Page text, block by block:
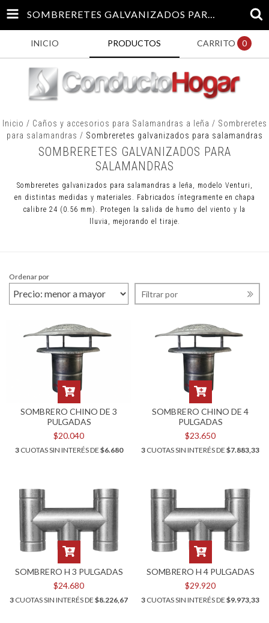
SOMBRERETES GALVANIZADOS PARA SALAMANDRAS
INICIO PRODUCTOS CARRITO 0
Inicio / Caños y accesorios para Salamandras a leña / Sombreretes
para salamandras / Sombreretes galvanizados para salamandras
SOMBRERETES GALVANIZADOS PARA
SALAMANDRAS
Sombreretes galvanizados para salamandras a leña, modelo Venturi,
en distintas medidas y materiales. Fabricados íntegramente en chapa
calibre 24 (0.56 mm). Protegen la salida de humo del viento y la
lluvia, mejorando el tiraje.
Ordenar por
Filtrar por
SOMBRERO CHINO DE 3
PULGADAS
$20.040
3CUOTAS SIN INTERÉS DE $6.680
SOMBRERO CHINO DE 4
PULGADAS
$23.650
3 CUOTAS SIN INTERÉS DE $7.883,33
SOMBRERO H 3 PULGADAS
$24.680
3 CUOTAS SIN INTERÉS DE $8.226,67
SOMBRERO H 4 PULGADAS
$29.920
3 CUOTAS SIN INTERÉS DE $9.973,33